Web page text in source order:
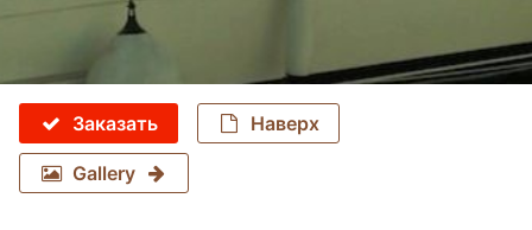
Заказать Наверх
Gallery